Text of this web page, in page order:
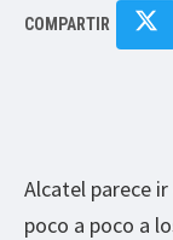
COMPARTIR
Alcatel parece
poco a poco a